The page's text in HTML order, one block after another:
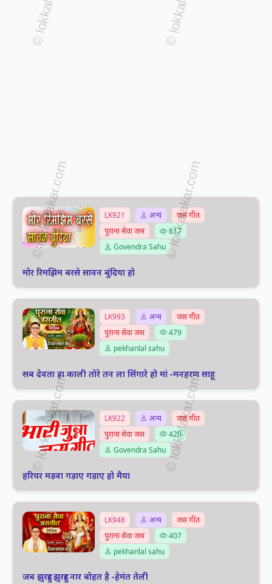
LK921 अन्य
जस गीत
पुराना सेवा जस
817
Govendra Sahu
मोर रिमझिम बरसे सावन बुंदिया हो
LK993 अन्य
जस गीत
पुराना सेवा जस
479
pekhanlal sahu
सब देवता हा काली तोरे तन ला सिंगारे हो मां -मनहरण साहू
LK922 अन्य
जस गीत
पुराना सेवा जस
420
Govendra Sahu
हरियर मड़वा गड़ाए गड़ाए हो मैया
LK948 अन्य
जस गीत
पुराना सेवा जस
407
pekhanlal sahu
जब झुरहुर झुरहुर नार बोहत है -हेमंत तेली